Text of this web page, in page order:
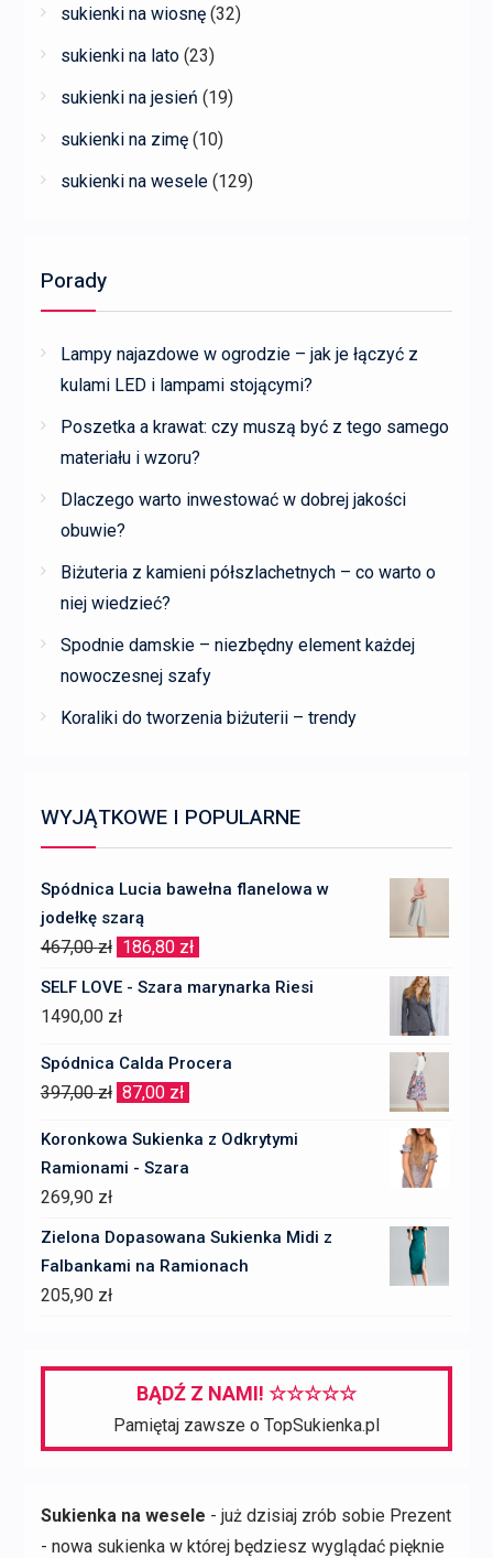
sukienki na wiosnę (32)
sukienki na lato (23)
sukienki na jesień (19)
sukienki na zimę (10)
sukienki na wesele (129)
Porady
Lampy najazdowe w ogrodzie – jak je łączyć z
kulami LED i lampami stojącymi?
Poszetka a krawat: czy muszą być z tego samego
materiału i wzoru?
Dlaczego warto inwestować w dobrej jakości
obuwie?
Biżuteria z kamieni półszlachetnych – co warto o
niej wiedzieć?
Spodnie damskie – niezbędny element każdej
nowoczesnej szafy
Koraliki do tworzenia biżuterii – trendy
WYJĄTKOWE I POPULARNE
Spódnica Lucia bawełna flanelowa w
jodełkę szarą
467,00zł Pierwotna
cena
wynosiła:
186,80 zł
SELF LOVE - Szara marynarka Riesi
1490,00 zł
Spódnica Calda Procera
397,00zł Pierwotna
87,00 zł
Koronkowa Sukienka z Odkrytymi
Ramionami - Szara
269,90 zł
Zielona Dopasowana Sukienka Midi z
Falbankami na Ramionach
205,90 zł
BĄDŹ Z NAMI! ☆☆☆☆☆
Pamiętaj zawsze o TopSukienka.pl
Sukienka na wesele - już dzisiaj zrób sobie Prezent
- nowa sukienka w której będziesz wyglądać pięknie